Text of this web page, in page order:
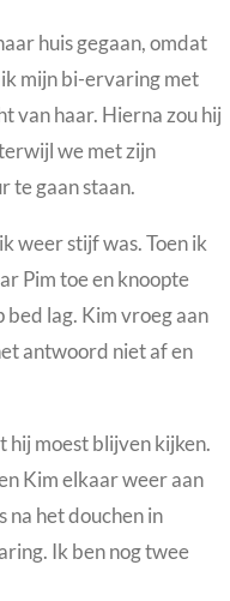
huis gegaan, omdat
mijn bi-ervaring met
van haar. Hierna zou hij
we met zijn
te gaan staan.
weer stijf was. Toen ik
Pim toe en knoopte
lag. Kim vroeg aan
antwoord niet af en
hij moest blijven kijken.
Kim elkaar weer aan
na het douchen in
Ik ben nog twee